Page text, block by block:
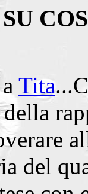
Tita
del